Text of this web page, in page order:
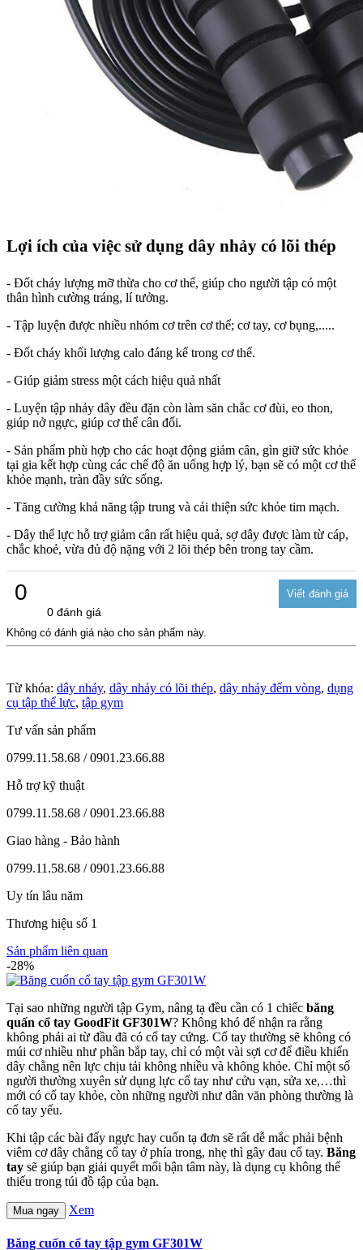
Lợi ích của việc sử dụng dây nhảy có lõi thép
- Đốt cháy lượng mỡ thừa cho cơ thể, giúp cho người tập có một
thân hình cường tráng, lí tưởng.
- Tập luyện được nhiều nhóm cơ trên cơ thể; cơ tay, cơ bụng,.....
- Đốt cháy khối lượng calo đáng kể trong cơ thể.
- Giúp giảm stress một cách hiệu quả nhất
- Luyện tập nhảy dây đều đặn còn làm săn chắc cơ đùi, eo thon,
giúp nở ngực, giúp cơ thể cân đối.
- Sản phẩm phù hợp cho các hoạt động giảm cân, gìn giữ sức khỏe
tại gia kết hợp cùng các chế độ ăn uống hợp lý, bạn sẽ có một cơ thể
khỏe mạnh, tràn đầy sức sống.
- Tăng cường khả năng tập trung và cải thiện sức khỏe tim mạch.
- Dây thể lực hỗ trợ giảm cân rất hiệu quả, sợ dây được làm từ cáp,
chắc khoẻ, vừa đủ độ nặng với 2 lõi thép bên trong tay cầm.
0
0 đánh giá
Không có đánh giá nào cho sản phẩm này.
Từ khóa: dây nhảy, dây nhảy có lõi thép, dây nhảy đếm vòng, dụng
cụ tập thể lực, tập gym
Tư vấn sản phẩm
0799.11.58.68 / 0901.23.66.88
Hỗ trợ kỹ thuật
0799.11.58.68 / 0901.23.66.88
Giao hàng - Bảo hành
0799.11.58.68 / 0901.23.66.88
Uy tín lâu năm
Thương hiệu số 1
Sản phẩm liên quan
-28%
Tại sao những người tập Gym, nâng tạ đều cần có 1 chiếc băng
quấn cổ tay GoodFit GF301W? Không khó để nhận ra rằng
không phải ai từ đầu đã có cổ tay cứng. Cổ tay thường sẽ không có
múi cơ nhiều như phần bắp tay, chỉ có một vài sợi cơ để điều khiển
dây chằng nên lực chịu tải không nhiều và không khỏe. Chỉ một số
người thường xuyên sử dụng lực cổ tay như cửu vạn, sửa xe,…thì
mới có cổ tay khỏe, còn những người như dân văn phòng thường là
cổ tay yếu.
Khi tập các bài đẩy ngực hay cuốn tạ đơn sẽ rất dễ mắc phải bệnh
viêm cơ dây chằng cổ tay ở phía trong, nhẹ thì gây đau cổ tay. Băng
tay sẽ giúp bạn giải quyết mối bận tâm này, là dụng cụ không thể
thiếu trong túi đồ tập của bạn.
Mua ngay Xem
Băng cuốn cổ tay tập gym GF301W